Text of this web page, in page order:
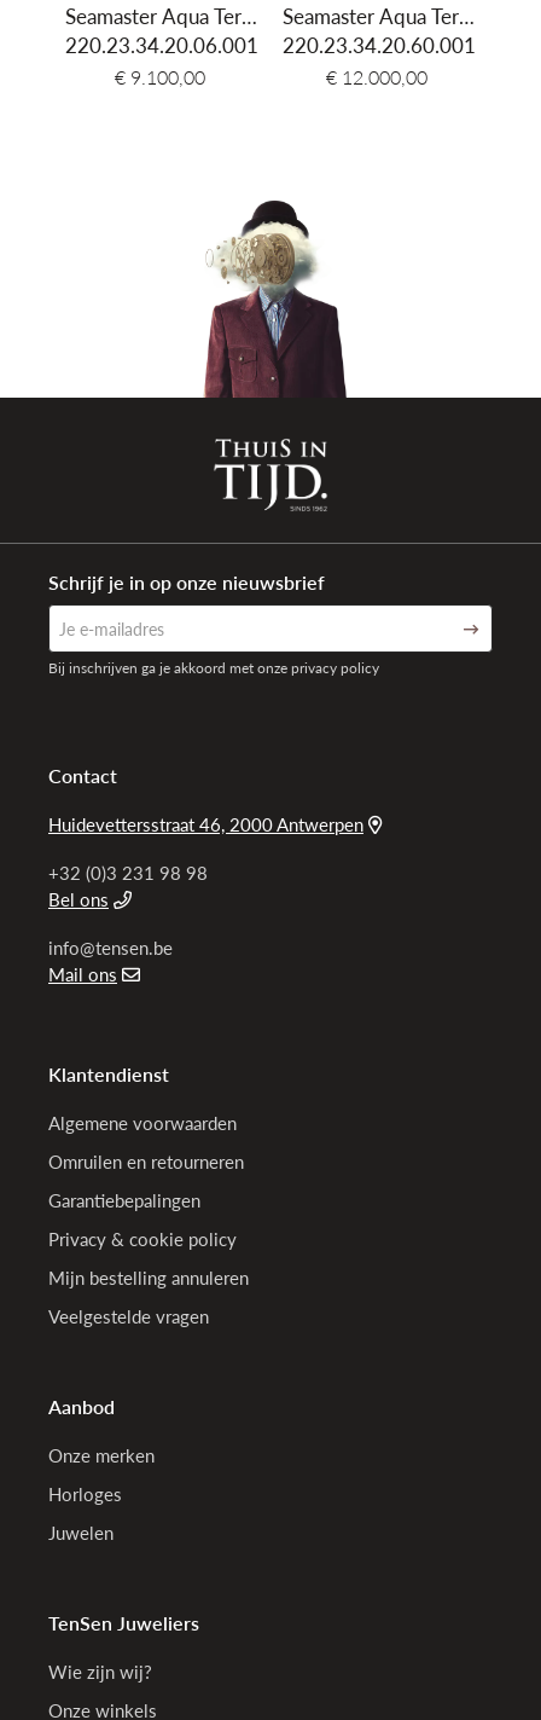
Saffier
Kleur wijzerplaat
Parelmoer
Vlindersluiting met drukknoppen
16mm
15 ATM (150 meter)
5 jaar internationaal
Seamaster Aqua Terra
150M 34mm
220.23.34.20.06.001
€ 9.100,00
Seamaster Aqua Terra
150M 34mm
220.23.34.20.60.001
€ 12.000,00
Contact
Huidevettersstraat 46, 2000 Antwerpen
+32 (0)3 231 98 98
Bel ons
info@tensen.be
Mail ons
Klantendienst
Algemene voorwaarden
Omruilen en retourneren
Garantiebepalingen
Privacy & cookie policy
Mijn bestelling annuleren
Veelgestelde vragen
Aanbod
Onze merken
Horloges
Juwelen
TenSen Juweliers
Wie zijn wij?
Onze winkels
Schrijf je in op onze nieuwsbrief
Bij inschrijven ga je akkoord met onze privacy policy